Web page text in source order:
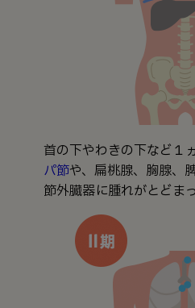
首の下やわきの下など１
パ節や、扁桃腺、胸腺、
節外臓器に腫れがとどま